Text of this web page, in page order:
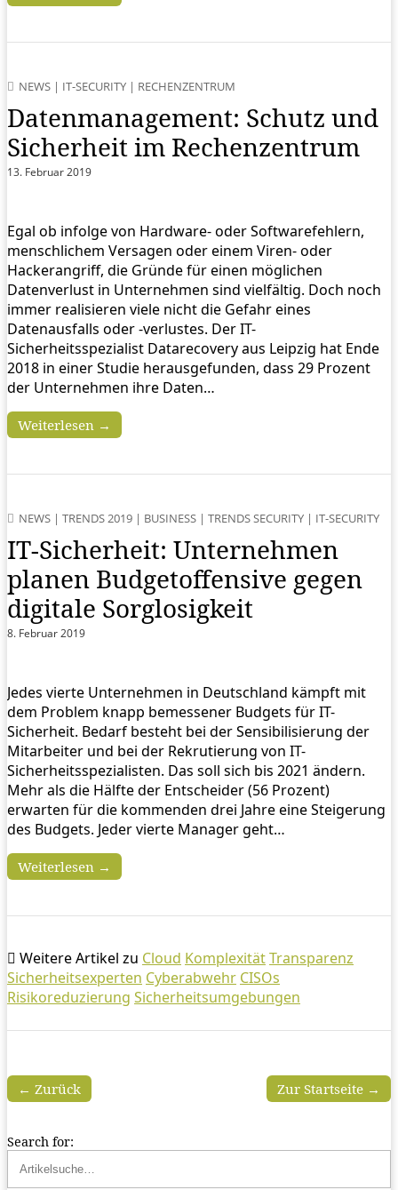
NEWS | IT-SECURITY | RECHENZENTRUM
Datenmanagement: Schutz und
Sicherheit im Rechenzentrum
13. Februar 2019
Egal ob infolge von Hardware- oder Softwarefehlern,
menschlichem Versagen oder einem Viren- oder
Hackerangriff, die Gründe für einen möglichen
Datenverlust in Unternehmen sind vielfältig. Doch noch
immer realisieren viele nicht die Gefahr eines
Datenausfalls oder -verlustes. Der IT-
Sicherheitsspezialist Datarecovery aus Leipzig hat Ende
2018 in einer Studie herausgefunden, dass 29 Prozent
der Unternehmen ihre Daten…
Weiterlesen →
NEWS | TRENDS 2019 | BUSINESS | TRENDS SECURITY | IT-SECURITY
IT-Sicherheit: Unternehmen
planen Budgetoffensive gegen
digitale Sorglosigkeit
8. Februar 2019
Jedes vierte Unternehmen in Deutschland kämpft mit
dem Problem knapp bemessener Budgets für IT-
Sicherheit. Bedarf besteht bei der Sensibilisierung der
Mitarbeiter und bei der Rekrutierung von IT-
Sicherheitsspezialisten. Das soll sich bis 2021 ändern.
Mehr als die Hälfte der Entscheider (56 Prozent)
erwarten für die kommenden drei Jahre eine Steigerung
des Budgets. Jeder vierte Manager geht…
Weiterlesen →
Weitere Artikel zu Cloud KomplexitätTransparenz
Sicherheitsexperten Cyberabwehr CISOs
Risikoreduzierung Sicherheitsumgebungen
Zur Startseite →
← Zurück
Search for: